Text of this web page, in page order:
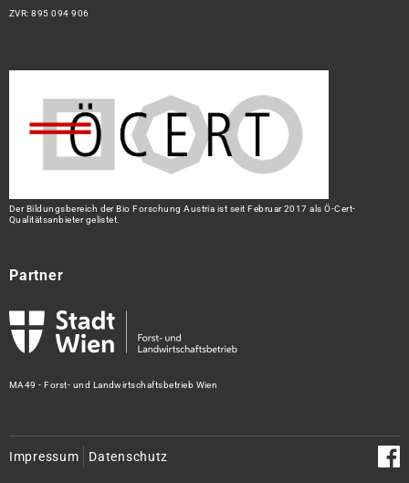
ZVR: 895 094 906
Der Bildungsbereich der Bio Forschung Austria ist seit Februar 2017 als Ö-Cert-
Qualitätsanbieter gelistet.
Partner
MA49 - Forst- und Landwirtschaftsbetrieb Wien
Impressum Datenschutz